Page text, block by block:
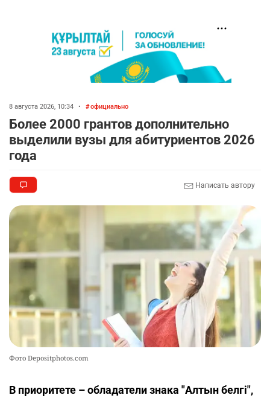
8 августа 2026, 10:34 • официально
Более 2000 грантов дополнительно
выделили вузы для абитуриентов 2026
года
Написать автору
Фото Depositphotos.com
В приоритете – обладатели знака "Алтын белгі",